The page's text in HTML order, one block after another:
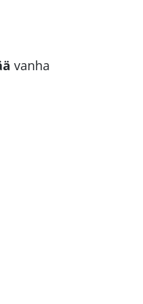
vanha